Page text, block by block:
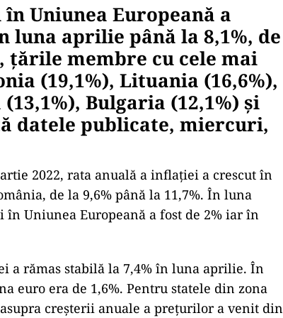
Uniunea Europeană a
luna aprilie până la 8,1%, de
ţările membre cu cele mai
(19,1%), Lituania (16,6%),
Bulgaria (12,1%) şi
datele publicate, miercuri,
2022, rata anuală a inflaţiei a crescut în
de la 9,6% până la 11,7%. În luna
Uniunea Europeană a fost de 2% iar în
a rămas stabilă la 7,4% în luna aprilie. În
euro era de 1,6%. Pentru statele din zona
creşterii anuale a preţurilor a venit din